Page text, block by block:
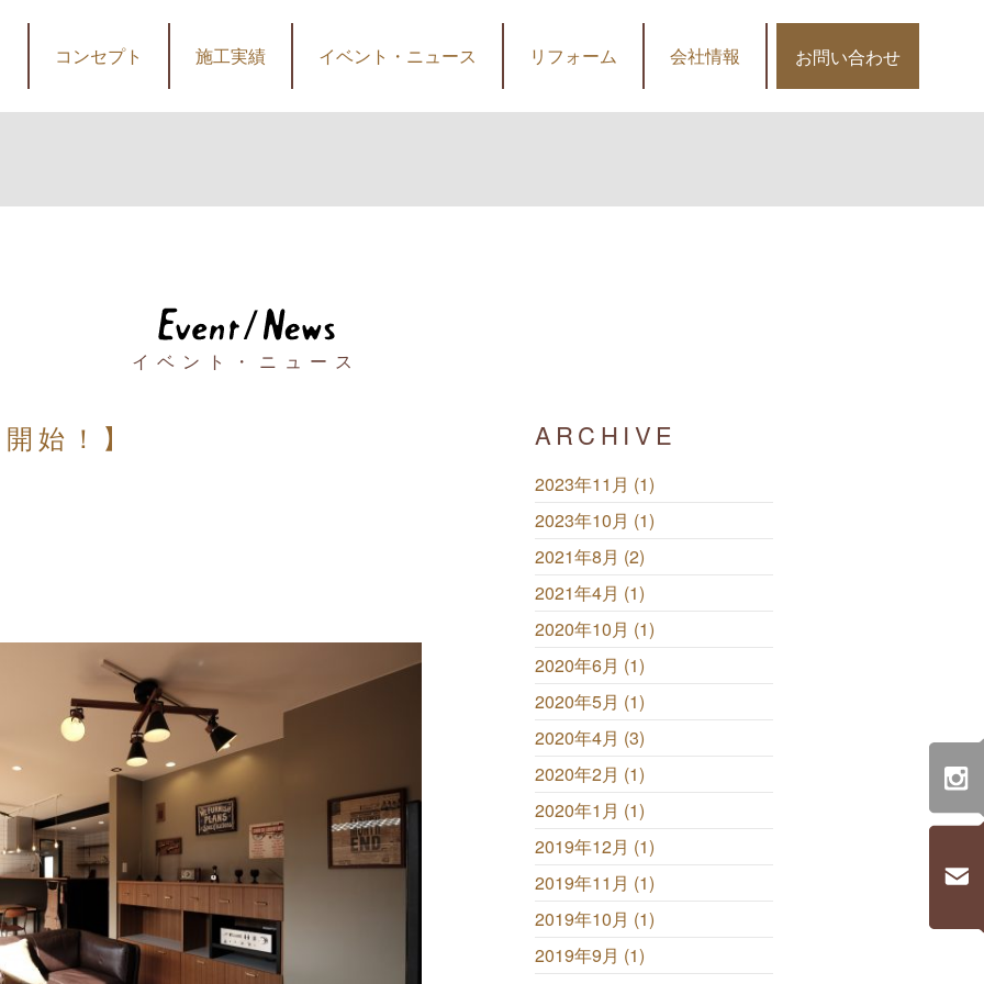
コンセプト 施工実績 イベント・ニュース リフォーム 会社情報 お問い合わせ
イベント・ニュース
始！】 ARCHIVE
2023年11月 (1)
2023年10月 (1)
2021年8月 (2)
2021年4月 (1)
2020年10月 (1)
2020年6月 (1)
2020年5月 (1)
2020年4月 (3)
2020年2月 (1)
2020年1月 (1)
2019年12月 (1)
2019年11月 (1)
2019年10月 (1)
2019年9月 (1)